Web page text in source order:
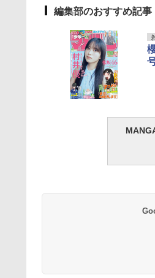
編集部のおすすめ記事